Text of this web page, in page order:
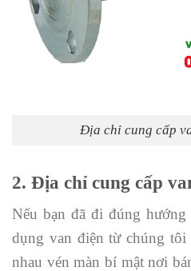
Địa chỉ cung cấp
2. Địa chỉ cung cấp
Nếu bạn đã đi đúng
dụng van điện từ chúng tôi
nhau vén màn bí mật nơi